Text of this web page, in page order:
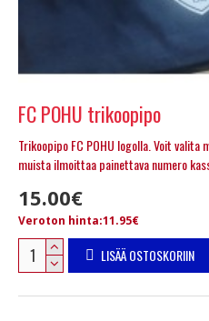
FC POHU trikoopipo
Trikoopipo FC POHU logolla. Voit valita
muista ilmoittaa painettava numero
15.00€
Veroton hinta:11.95€
LISÄÄ OSTOSKORIIN